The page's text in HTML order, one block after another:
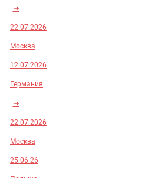
➜
22.07.2026
Москва
12.07.2026
Германия
➜
22.07.2026
Москва
25.06.26